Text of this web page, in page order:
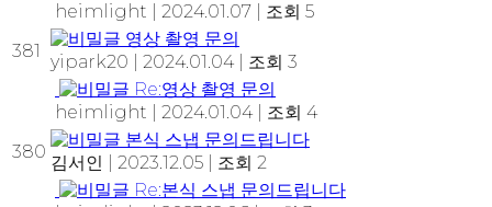
heimlight
2024.01.07
조회 5
381
영상 촬영 문의
yipark20
2024.01.04
조회 3
Re:영상 촬영 문의
heimlight
2024.01.04
조회 4
380
본식 스냅 문의드립니다
김서인
2023.12.05
조회 2
Re:본식 스냅 문의드립니다